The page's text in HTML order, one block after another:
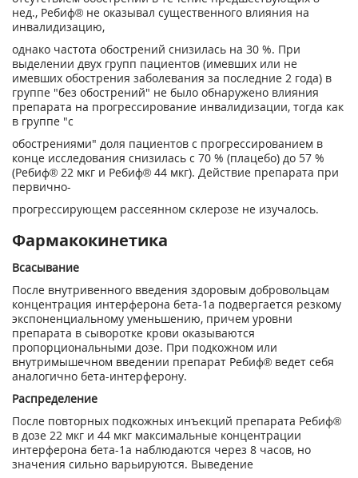
нед., Ребиф® не оказывал существенного влияния на
инвалидизацию,
однако частота обострений снизилась на 30 %. При
выделении двух групп пациентов (имевших или не
имевших обострения заболевания за последние 2 года) в
группе "без обострений" не было обнаружено влияния
препарата на прогрессирование инвалидизации, тогда как
в группе "с
обострениями" доля пациентов с прогрессированием в
конце исследования снизилась с 70 % (плацебо) до 57 %
(Ребиф® 22 мкг и Ребиф® 44 мкг). Действие препарата при
первично-
прогрессирующем рассеянном склерозе не изучалось.
Фармакокинетика
Всасывание
После внутривенного введения здоровым добровольцам
концентрация интерферона бета-1а подвергается резкому
экспоненциальному уменьшению, причем уровни
препарата в сыворотке крови оказываются
пропорциональными дозе. При подкожном или
внутримышечном введении препарат Ребиф® ведет себя
аналогично бета-интерферону.
Распределение
После повторных подкожных инъекций препарата Ребиф®
в дозе 22 мкг и 44 мкг максимальные концентрации
интерферона бета-1а наблюдаются через 8 часов, но
значения сильно варьируются. Выведение